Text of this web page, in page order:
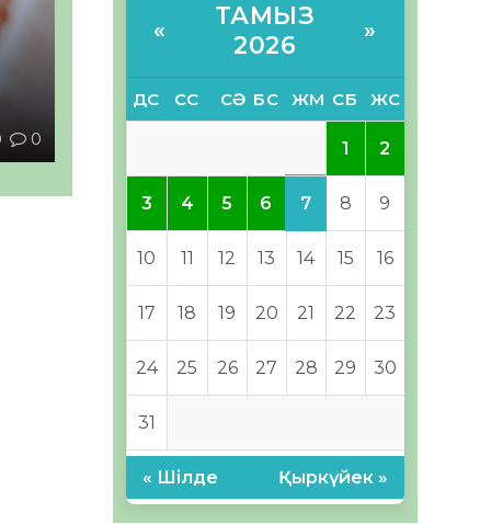
0
«
ТАМЫЗ
2026
»
ДС СС СӘ БС ЖМ СБ ЖС
1 2
3 4 5 6 7 8 9
10 11 12 13 14 15 16
17 18 19 20 21 22 23
24 25 26 27 28 29 30
31
« Шілде Қыркүйек »